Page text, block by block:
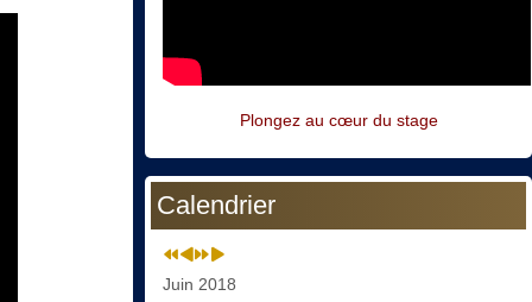
Plongez au cœur du stage
Calendrier
Juin 2018